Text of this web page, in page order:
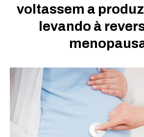
voltassem a
levando à